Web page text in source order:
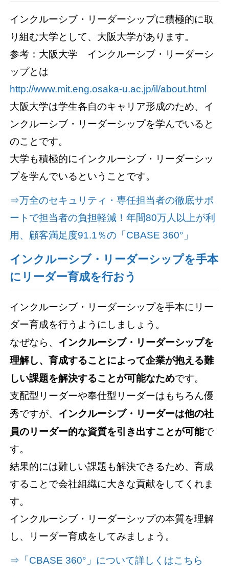
インクルーシブ・リーダーシップに積極的に取
り組む大学として、大阪大学があります。
参考：大阪大学 インクルーシブ・リーダーシ
ップとは
http://www.mit.eng.osaka-u.ac.jp/il/about.html
大阪大学は学生各自のキャリア形成のため、イ
ンクルーシブ・リーダーシップを学んでいると
のことです。
大学も積極的にインクルーシブ・リーダーシッ
プを学んでいるということです。
⇒万全のセキュリティ・専任担当者の徹底サポ
ートで担当者の負担軽減！年間80万人以上が利
用、顧客満足度91.1％の「CBASE 360°」
インクルーシブ・リーダーシップを手本
にリーダー育成を行おう
インクルーシブ・リーダーシップを手本にリー
ダー育成を行うようにしましょう。
なぜなら、 インクルーシブ・リーダーシップを
理解し、育成することによって企業が抱える難
しい課題を解決することが可能なためです。
支配型リーダーや奉仕型リーダーはもちろん優
秀ですが、 インクルーシブ・リーダーは他の社
員のリーダー的な資質を引き出すことが可能で
す。
結果的には難しい課題も解決できるため、育成
することで会社組織に大きな貢献をしてくれま
す。
インクルーシブ・リーダーシップの本質を理解
し、リーダー育成をしてみましょう。
⇒「CBASE 360°」について詳しくはこちら